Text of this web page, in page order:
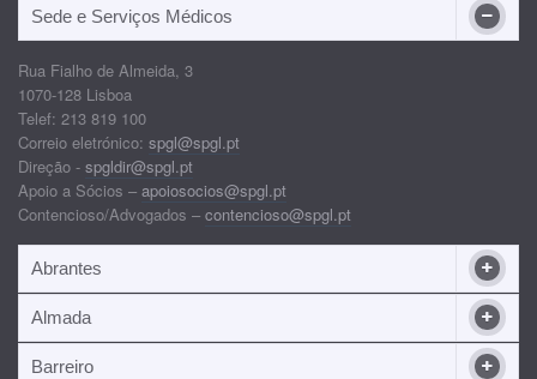
Sede e Serviços Médicos
Rua Fialho de Almeida, 3
1070-128 Lisboa
Telef: 213 819 100
Correio eletrónico: spgl@spgl.pt
Direção - spgldir@spgl.pt
Apoio a Sócios – apoiosocios@spgl.pt
Contencioso/Advogados – contencioso@spgl.pt
Abrantes
Almada
Barreiro